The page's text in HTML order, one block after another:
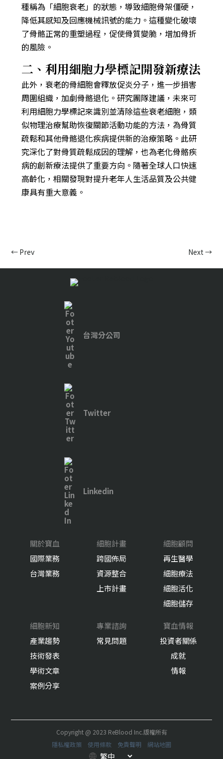
種稱為「細胞衰老」的狀態，導致細胞骨架僵硬，
降低其感知及回應機械訊號的能力。這種變化破壞
了骨骼正常的重塑過程，促使骨質變脆，增加骨折
的風險。
二、利用細胞力學標記開發新療法
此外，衰老的骨細胞會釋放促炎分子，進一步損害
周圍組織，加劇骨骼退化。研究團隊建議，未來可
利用細胞力學標記來識別並清除這些衰老細胞，類
似物理治療幫助恢復關節活動功能的方法，為骨質
疏鬆和其他骨骼退化疾病提供新的治療策略。此研
究深化了對骨質疏鬆成因的理解，也為老化骨骼疾
病的創新療法提供了重要方向。隨著全球人口快速
高齡化，相關發現對提升老年人生活品質及公共健
康具有重大意義。
← Prev Next →
台灣分公司
Twitter
Linkedin
關於寶血
國際業務
台灣業務
細胞計畫
跨國佈局
資源整合
上市計畫
細胞顧問
再生醫學
細胞療法
細胞活化
細胞儲存
細胞新知
產業趨勢
技術發表
學術文章
案例分享
專業諮詢
常見問題
寶血情報
投資者關係
成就
情報
Copyright @ 2023 ReBlood Inc.版權所有
隱私權政策
使用條款 免責聲明 網站地圖